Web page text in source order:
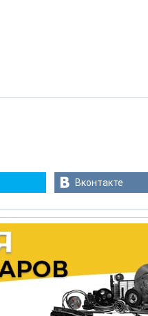
Вконтакте